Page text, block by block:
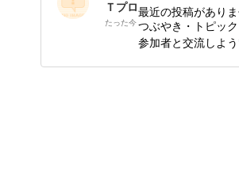
Ｔプロ
たった今
最近の投稿があり
つぶやき・トピッ
参加者と交流しよう